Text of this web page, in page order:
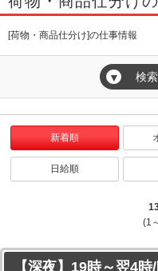
[荷物・商品仕分け]の仕事情報
▼ 検
新着順
日給順
(1
【深夜】19時～翌4